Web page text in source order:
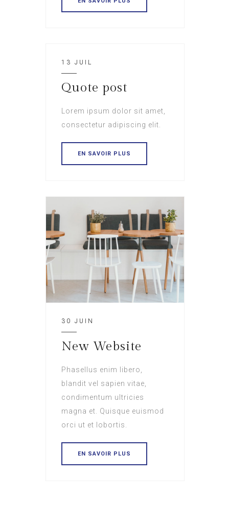
13 JUIL
Quote post
Lorem ipsum dolor sit amet,
consectetur adipiscing elit.
EN SAVOIR PLUS
30 JUIN
New Website
Phasellus enim libero,
blandit vel sapien vitae,
condimentum ultricies
magna et. Quisque euismod
orci ut et lobortis.
EN SAVOIR PLUS